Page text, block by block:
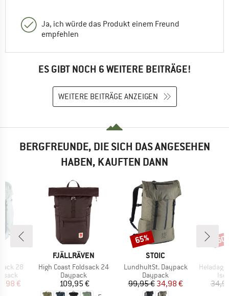
Ja, ich würde das Produkt einem Freund
empfehlen
ES GIBT NOCH 6 WEITERE BEITRÄGE!
WEITERE BEITRÄGE ANZEIGEN
BERGFREUNDE, DIE SICH DAS ANGESEHEN
HABEN, KAUFTEN DANN
28
Preis
€
MARKE
FJÄLLRÄVEN
Artikel
High Coast Foldsack 24
Produktgruppe
Daypack
Preis
109,95 €
MARKE
STOIC
Artikel
LundhultSt. Daypack
Produktgruppe
Daypack
Preis
99,95 €reduzierter Preis
34,98 €
Rabatt
65%
Artikel
HeladagenSt.